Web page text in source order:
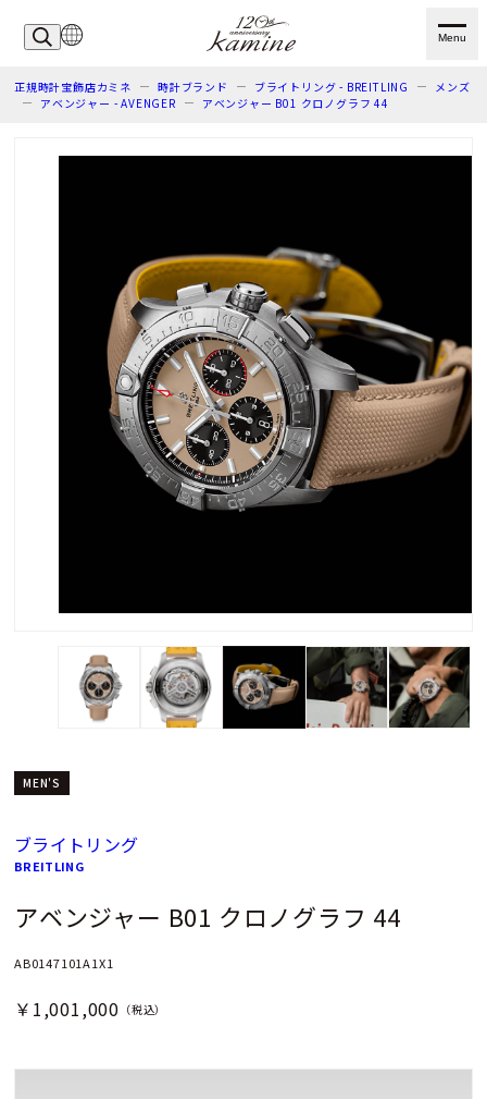
Menu
正規時計宝飾店カミネ 時計ブランド ブライトリング - BREITLING
メンズ
アベンジャー - AVENGER
アベンジャー B01 クロノグラフ 44
MEN'S
ブライトリング
BREITLING
アベンジャー B01 クロノグラフ 44
AB0147101A1X1
￥1,001,000 （税込）